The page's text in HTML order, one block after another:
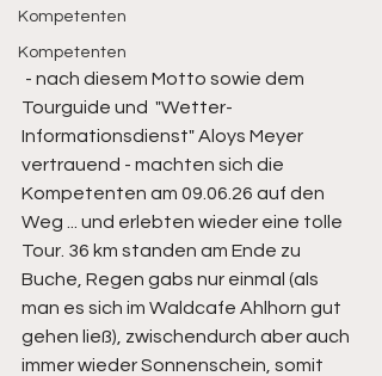
Kompetenten
Kompetenten
Tourguide und  "Wetter-
Informationsdienst" Aloys Meyer
vertrauend - machten sich die
Kompetenten am 09.06.26 auf den
Weg ... und erlebten wieder eine tolle
Tour. 36 km standen am Ende zu
Buche, Regen gabs nur einmal (als
man es sich im Waldcafe Ahlhorn gut
gehen ließ), zwischendurch aber auch
immer wieder Sonnenschein, somit